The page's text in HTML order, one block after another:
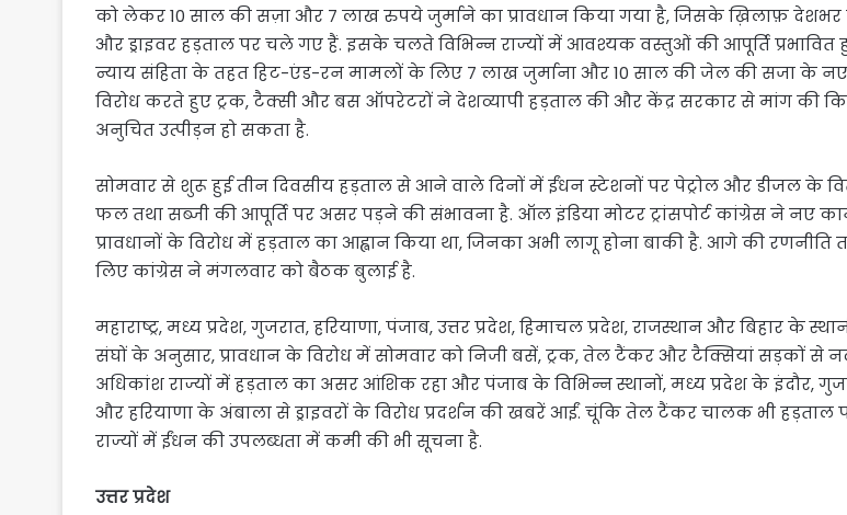
को लेकर 10 साल की सज़ा और 7 लाख रुपये जुर्माने का प्रावधान किया गया है, जिसके ख़िलाफ़ देशभर के
और ड्राइवर हड़ताल पर चले गए हैं. इसके चलते विभिन्न राज्यों में आवश्यक वस्तुओं की आपूर्ति प्रभावित
न्याय संहिता के तहत हिट-एंड-रन मामलों के लिए 7 लाख जुर्माना और 10 साल की जेल की सजा के नए
विरोध करते हुए ट्रक, टैक्सी और बस ऑपरेटरों ने देशव्यापी हड़ताल की और केंद्र सरकार से मांग की
अनुचित उत्पीड़न हो सकता है.
सोमवार से शुरू हुई तीन दिवसीय हड़ताल से आने वाले दिनों में ईंधन स्टेशनों पर पेट्रोल और डीजल के
फल तथा सब्जी की आपूर्ति पर असर पड़ने की संभावना है. ऑल इंडिया मोटर ट्रांसपोर्ट कांग्रेस ने नए
प्रावधानों के विरोध में हड़ताल का आह्वान किया था, जिनका अभी लागू होना बाकी है. आगे की
लिए कांग्रेस ने मंगलवार को बैठक बुलाई है.
महाराष्ट्र, मध्य प्रदेश, गुजरात, हरियाणा, पंजाब, उत्तर प्रदेश, हिमाचल प्रदेश, राजस्थान और बिहार के
संघों के अनुसार, प्रावधान के विरोध में सोमवार को निजी बसें, ट्रक, तेल टैंकर और टैक्सियां सड़कों से
अधिकांश राज्यों में हड़ताल का असर आंशिक रहा और पंजाब के विभिन्न स्थानों, मध्य प्रदेश के इंदौर,
और हरियाणा के अंबाला से ड्राइवरों के विरोध प्रदर्शन की खबरें आईं. चूंकि तेल टैंकर चालक भी हड़ताल
राज्यों में ईंधन की उपलब्धता में कमी की भी सूचना है.
उत्तर प्रदेश